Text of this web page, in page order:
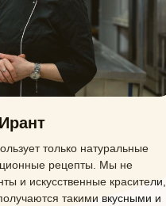
только натуральные
рецепты. Мы не
и искусственные красители,
такими вкусными и